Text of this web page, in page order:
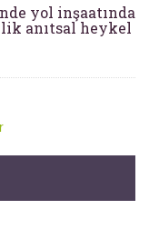
yol inşaatında
anıtsal heykel